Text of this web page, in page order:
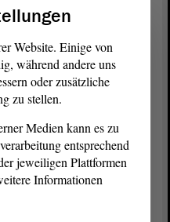
imAusschuss
geäußert, mit den
verantwortlichen
Gespräch zu
gemeinsamen
FDP sind es aber
attraktiven
Website. Einige von
während andere uns
oder zusätzliche
zu stellen.
Medien kann es zu
entsprechend
jeweiligen Plattformen
Informationen